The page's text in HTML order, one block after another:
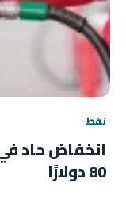
نفط
انخفاض حاد
80 دولارًا